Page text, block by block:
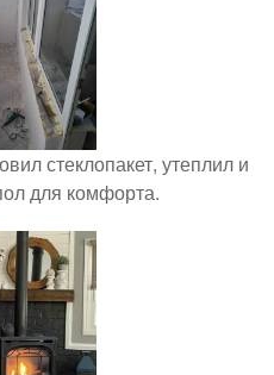
стеклопакет, утеплил и
для комфорта.